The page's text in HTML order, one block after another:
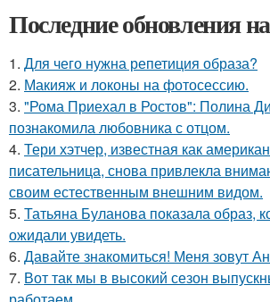
Последние обновления
1. Для чего нужна репетиция образа?
2. Макияж и локоны на фотосессию.
3. "Рома Приехал в Ростов": Полина
познакомила любовника с отцом.
4. Тери хэтчер, известная как
писательница, снова привлекла
своим естественным внешним видом.
5. Татьяна Буланова показала образ,
ожидали увидеть.
6. Давайте знакомиться! Меня зовут
7. Вот так мы в высокий сезон